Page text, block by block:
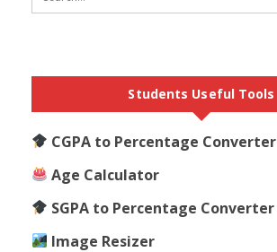
Students Useful Tools
CGPA to Percentage Converter
Age Calculator
SGPA to Percentage Converter
Image Resizer